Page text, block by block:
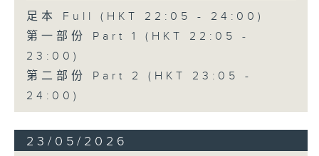
足本 Full (HKT 22:05 - 24:00)
第一部份 Part 1 (HKT 22:05 -
23:00)
第二部份 Part 2 (HKT 23:05 -
24:00)
23/05/2026